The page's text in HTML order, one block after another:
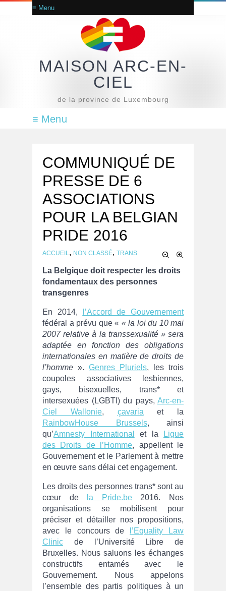
MAISON ARC-EN-
CIEL
de la province de Luxembourg
COMMUNIQUÉ DE
PRESSE DE 6
ASSOCIATIONS
POUR LA BELGIAN
PRIDE 2016
ACCUEIL, NON CLASSÉ, TRANS
La Belgique doit respecter les droits
fondamentaux des personnes
transgenres
En 2014,
l’Accord de Gouvernement
fédéral a prévu que « « la loi du 10 mai
2007 relative à la transsexualité » sera
adaptée en fonction des obligations
internationales en matière de droits de
l’homme ». Genres Pluriels, les trois
coupoles associatives lesbiennes,
gays, bisexuelles, trans* et
intersexuées (LGBTI) du pays, Arc-en-
Ciel Wallonie, çavaria et la
RainbowHouse Brussels, ainsi
qu’Amnesty International et la
Ligue
des Droits de l’Homme, appellent le
Gouvernement et le Parlement à mettre
en œuvre sans délai cet engagement.
Les droits des personnes trans* sont au
cœur de
la Pride.be2016. Nos
organisations se mobilisent pour
préciser et détailler nos propositions,
avec le concours de
l’Equality Law
Clinic de l’Université Libre de
Bruxelles. Nous saluons les échanges
constructifs entamés avec le
Gouvernement. Nous appelons
l’ensemble des partis politiques à un